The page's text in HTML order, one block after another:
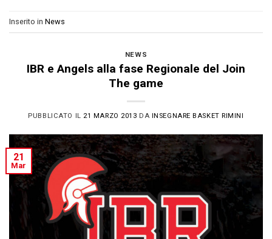
Inserito in News
NEWS
IBR e Angels alla fase Regionale del Join
The game
PUBBLICATO IL 21 MARZO 2013 DA INSEGNARE BASKET RIMINI
21
Mar